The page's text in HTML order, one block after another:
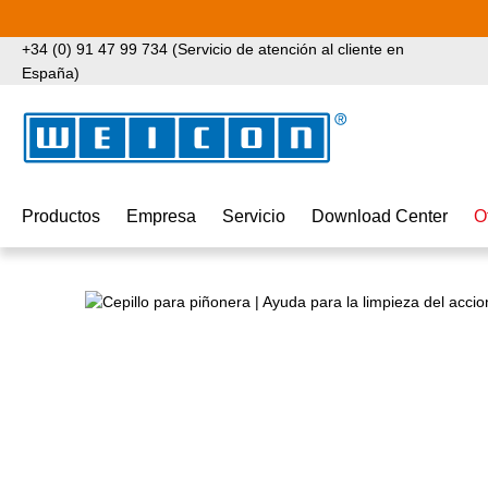
+34 (0) 91 47 99 734 (Servicio de atención al cliente en
España)
Productos Empresa Servicio Download Center
Omitir galería de imágenes